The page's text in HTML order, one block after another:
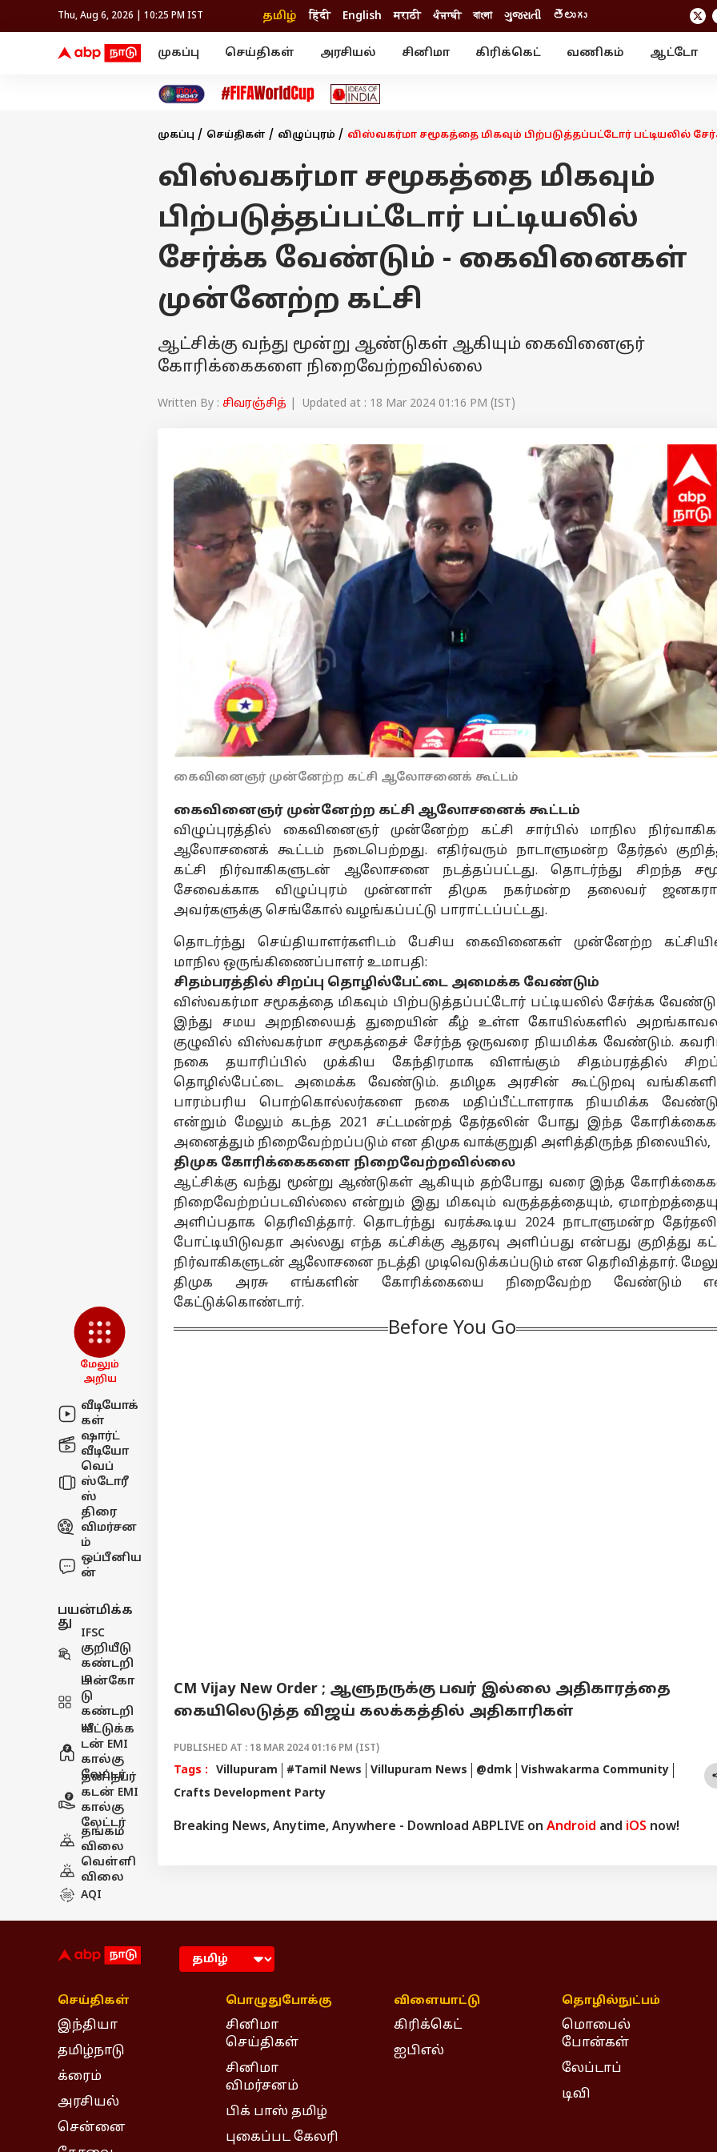
Thu, Aug 6, 2026 | 10:25 PM IST தமிழ் हिंदी English मराठी ਪੰਜਾਬੀ বাংলা ગુજરાતી తెలుగు
முகப்பு செய்திகள் அரசியல் சினிமா கிரிக்கெட் வணிகம் ஆட்டோ
திருவண்ணாமலை
உணவு
மேலும்
அறிய
வீடியோக்
கள்
ஷார்ட்
வீடியோ
வெப்
ஸ்டோரீ
ஸ்
திரை
விமர்சன
ம்
ஒப்பீனிய
ன்
பயன்மிக்க
து
IFSC
குறியீடு
கண்டறி
ய
பின்கோ
டு
கண்டறி
ய
வீட்டுக்க
டன் EMI
கால்கு
லேட்டர்
தனிநபர்
கடன் EMI
கால்கு
லேட்டர்
தங்கம்
விலை
வெள்ளி
விலை
AQI
முகப்பு செய்திகள் விழுப்புரம் விஸ்வகர்மா சமூகத்தை மிகவும் பிற்படுத்தப்பட்டோர்
விஸ்வகர்மா சமூகத்தை மிகவும்
பிற்படுத்தப்பட்டோர் பட்டியலில்
சேர்க்க வேண்டும் - கைவினைகள்
முன்னேற்ற கட்சி
ஆட்சிக்கு வந்து மூன்று ஆண்டுகள் ஆகியும் கைவினைஞர்
கோரிக்கைகளை நிறைவேற்றவில்லை
Written By : சிவரஞ்சித் | Updated at : 18 Mar 2024 01:16 PM (IST)
கைவினைஞர் முன்னேற்ற கட்சி ஆலோசனைக் கூட்டம்
கைவினைஞர் முன்னேற்ற கட்சி ஆலோசனைக் கூட்டம்
விழுப்புரத்தில் கைவினைஞர் முன்னேற்ற கட்சி சார்பில் மாநில
ஆலோசனைக் கூட்டம் நடைபெற்றது. எதிர்வரும் நாடாளுமன்ற தேர்தல்
கட்சி நிர்வாகிகளுடன் ஆலோசனை நடத்தப்பட்டது. தொடர்ந்து சிறந்த
சேவைக்காக விழுப்புரம் முன்னாள் திமுக நகர்மன்ற தலைவர்
அவர்களுக்கு செங்கோல் வழங்கப்பட்டு பாராட்டப்பட்டது.
தொடர்ந்து செய்தியாளர்களிடம் பேசிய கைவினைகள் முன்னேற்ற
மாநில ஒருங்கிணைப்பாளர் உமாபதி:
சிதம்பரத்தில் சிறப்பு தொழில்பேட்டை அமைக்க வேண்டும்
விஸ்வகர்மா சமூகத்தை மிகவும் பிற்படுத்தப்பட்டோர் பட்டியலில் சேர்க்க
இந்து சமய அறநிலையத் துறையின் கீழ் உள்ள கோயில்களில்
குழுவில் விஸ்வகர்மா சமூகத்தைச் சேர்ந்த ஒருவரை நியமிக்க வேண்டும்.
நகை தயாரிப்பில் முக்கிய கேந்திரமாக விளங்கும் சிதம்பரத்தில்
தொழில்பேட்டை அமைக்க வேண்டும். தமிழக அரசின் கூட்டுறவு
பாரம்பரிய பொற்கொல்லர்களை நகை மதிப்பீட்டாளராக நியமிக்க
என்றும் மேலும் கடந்த 2021 சட்டமன்றத் தேர்தலின் போது இந்த
அனைத்தும் நிறைவேற்றப்படும் என திமுக வாக்குறுதி அளித்திருந்த நிலையில்,
திமுக கோரிக்கைகளை நிறைவேற்றவில்லை
ஆட்சிக்கு வந்து மூன்று ஆண்டுகள் ஆகியும் தற்போது வரை இந்த
நிறைவேற்றப்படவில்லை என்றும் இது மிகவும் வருத்தத்தையும்,
அளிப்பதாக தெரிவித்தார். தொடர்ந்து வரக்கூடிய 2024 நாடாளுமன்ற
போட்டியிடுவதா அல்லது எந்த கட்சிக்கு ஆதரவு அளிப்பது என்பது குறித்து
நிர்வாகிகளுடன் ஆலோசனை நடத்தி முடிவெடுக்கப்படும் என தெரிவித்தார்.
திமுக அரசு எங்களின் கோரிக்கையை நிறைவேற்ற வேண்டும்
கேட்டுக்கொண்டார்.
Before You Go
CM Vijay New Order ; ஆளுநருக்கு பவர் இல்லை அதிகாரத்தை
கையிலெடுத்த விஜய் கலக்கத்தில் அதிகாரிகள்
PUBLISHED AT : 18 MAR 2024 01:16 PM (IST)
Tags : Villupuram #Tamil News Villupuram News @dmk
Vishwakarma Community
Crafts Development Party
Breaking News, Anytime, Anywhere - Download ABPLIVE on Android and iOS now!
Hello Guest
எங்களிடம்
விளம்பரம் செய்ய
சுயவிவரம்
வேலைவாய்ப்புகள்
தொடர்புகொள்ள
கருத்துக்கேட்பு
தனியுரிமை
கொள்கை
LOGIN
பர்சனல் கார்னர்
முக்கிய கட்டுரைகள் டாப் ரீல்ஸ்
தமிழ்நாடு
DMK vs TVK: தவெக
வெள்ளை
அறிக்கை VS
தவெக பட்ஜெட்!
கம்பேர் செய்த
திமுக - பரபரப்பு
அறிக்கை
தமிழ்நாடு
CM Joseph Vijay:
திமுக, அதிமுக
MPக்களுக்கு
முதல்வர் விஜய்
திடீர் அழைப்பு..
என்ன காரணம்?
ஆட்டோ
Maruti Car Offers:
ரூபாய் 1.55 லட்சம்
தள்ளுபடி.. ஆடி
மாத ஆஃபரை
அள்ளித்தெளித்த
மாருதி சுசுகி -
எந்தெந்த காருக்கு?
ஆட்டோ
டாடாவின் Nexon
Camo Edition கார்!
தமிழ்நாடு
ஓரங்கட்டப்படுகிறா
ரா சேகர்பாபு?
தமிழ்நாடு
நியூஸ்!
செய்திகள்
இந்தியா
தமிழ்நாடு
க்ரைம்
அரசியல்
சென்னை
பொழுதுபோக்கு
சினிமா
செய்திகள்
சினிமா
விமர்சனம்
பிக் பாஸ் தமிழ்
புகைப்பட கேலரி
விளையாட்டு
கிரிக்கெட்
ஐபிஎல்
தொழில்நுட்பம்
மொபைல்
போன்கள்
லேப்டாப்
டிவி